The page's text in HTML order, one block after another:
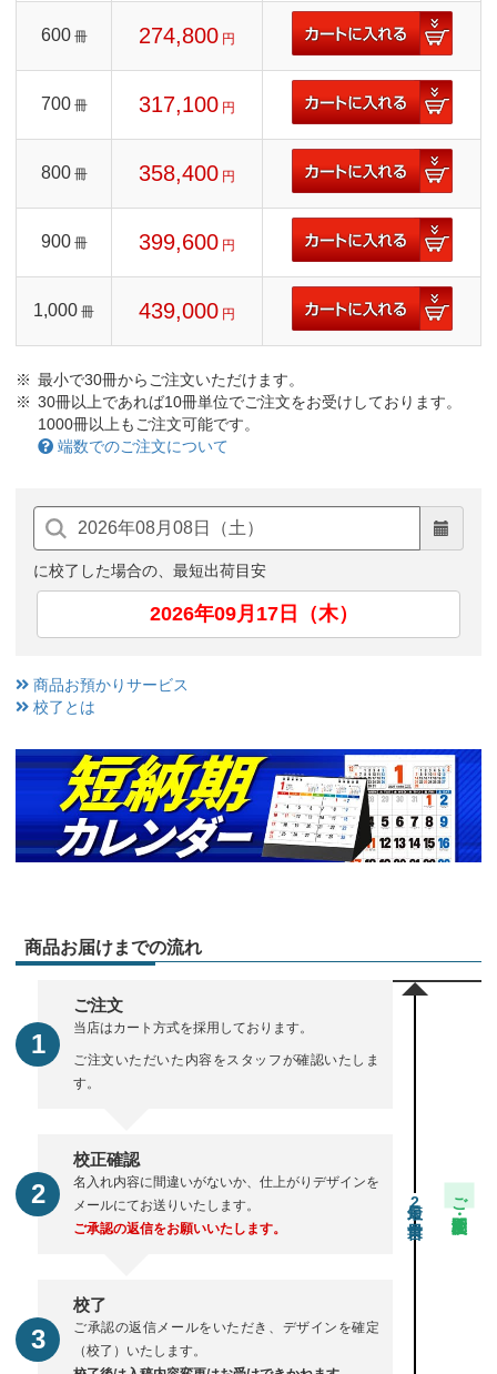
600 冊 274,800 円
700 冊 317,100 円
800 冊 358,400 円
900 冊 399,600 円
1,000 冊 439,000 円
最小で30冊からご注文いただけます。
30冊以上であれば10冊単位でご注文をお受けしております。
1000冊以上もご注文可能です。
端数でのご注文について
に校了した場合の、最短出荷目安
2026年09月17日（木）
商品お預かりサービス
校了とは
商品お届けまでの流れ
ご注文
当店はカート方式を採用しております。
ご注文いただいた内容をスタッフが確認いたしま
す。
校正確認
名入れ内容に間違いがないか、仕上がりデザインを
メールにてお送りいたします。
ご承認の返信をお願いいたします。
校了
ご承認の返信メールをいただき、デザインを確定
（校了）いたします。
2 ご注文・校正期間